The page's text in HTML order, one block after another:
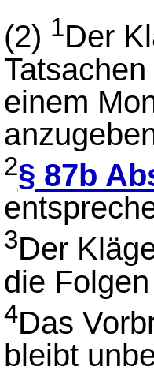
(2) 1Der
einem
2§ 87b
3Der
die
4Das
bleibt